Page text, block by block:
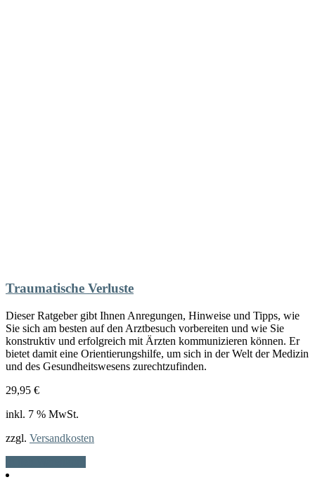
Traumatische Verluste
Dieser Ratgeber gibt Ihnen Anregungen, Hinweise und Tipps, wie
Sie sich am besten auf den Arztbesuch vorbereiten und wie Sie
konstruktiv und erfolgreich mit Ärzten kommunizieren können. Er
bietet damit eine Orientierungshilfe, um sich in der Welt der Medizin
und des Gesundheitswesens zurechtzufinden.
29,95 €
inkl. 7 % MwSt.
zzgl. Versandkosten